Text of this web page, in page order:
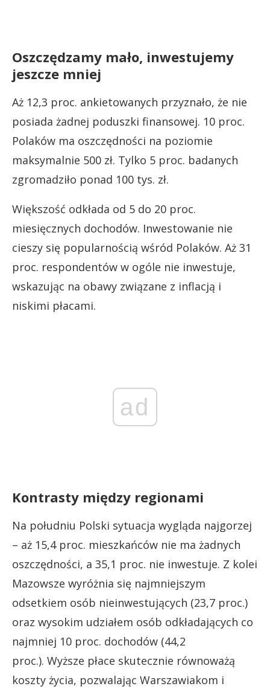
Oszczędzamy mało, inwestujemy
jeszcze mniej
Aż 12,3 proc. ankietowanych przyznało, że nie
posiada żadnej poduszki finansowej. 10 proc.
Polaków ma oszczędności na poziomie
maksymalnie 500 zł. Tylko 5 proc. badanych
zgromadziło ponad 100 tys. zł.
Większość odkłada od 5 do 20 proc.
miesięcznych dochodów. Inwestowanie nie
cieszy się popularnością wśród Polaków. Aż 31
proc. respondentów w ogóle nie inwestuje,
wskazując na obawy związane z inflacją i
niskimi płacami.
ad
Kontrasty między regionami
Na południu Polski sytuacja wygląda najgorzej
– aż 15,4 proc. mieszkańców nie ma żadnych
oszczędności, a 35,1 proc. nie inwestuje. Z kolei
Mazowsze wyróżnia się najmniejszym
odsetkiem osób nieinwestujących (23,7 proc.)
oraz wysokim udziałem osób odkładających co
najmniej 10 proc. dochodów (44,2
proc.). Wyższe płace skutecznie równoważą
koszty życia, pozwalając Warszawiakom i